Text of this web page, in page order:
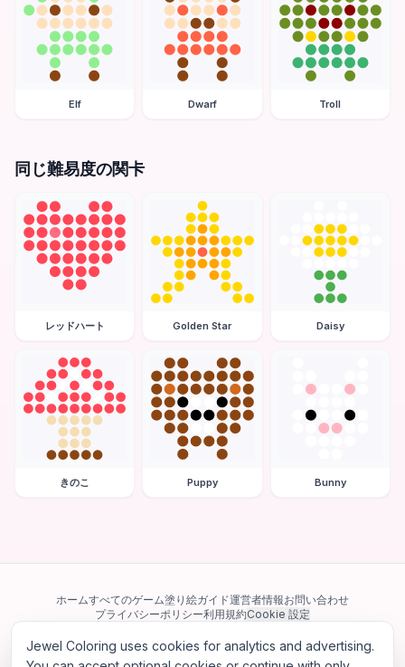
Elf Dwarf Troll
同じ難易度の関卡
レッドハート Golden Star Daisy
きのこ Puppy Bunny
ホームすべてのゲーム塗り絵ガイド運営者情報お問い合わせ
プライバシーポリシー利用規約Cookie 設定
当サイトは Google AdSense を含む第三者広告ネットワークを利用してい
ます。一部のサードパーティ Cookie を使用してパーソナライズ広告を配信
Jewel Coloring uses cookies for analytics and advertising.